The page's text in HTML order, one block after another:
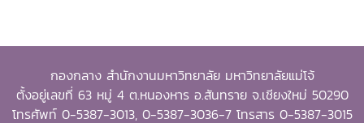
กองกลาง สำนักงานมหาวิทยาลัย มหาวิทยาลัยแม่โจ้
ตั้งอยู่เลขที่ 63 หมู่ 4 ต.หนองหาร อ.สันทราย จ.เชียงใหม่ 50290
โทรศัพท์ 0-5387-3013, 0-5387-3036-7 โทรสาร 0-5387-3015